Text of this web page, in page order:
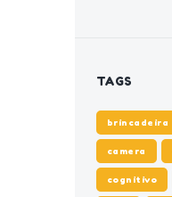
TAGS
brincadeira
camera
cognitivo